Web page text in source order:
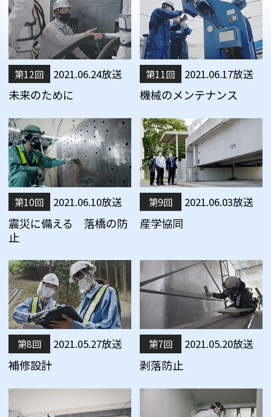
第12回 2021.06.24放送
未来のために
第11回 2021.06.17放送
機械のメンテナンス
第10回 2021.06.10放送
震災に備える 落橋の防
止
第9回 2021.06.03放送
産学協同
第8回 2021.05.27放送
補修設計
第7回 2021.05.20放送
剥落防止